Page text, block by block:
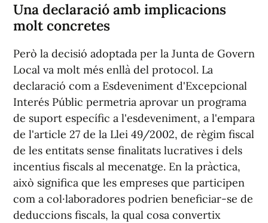
Una declaració amb implicacions
molt concretes
Però la decisió adoptada per la Junta de Govern
Local va molt més enllà del protocol. La
declaració com a Esdeveniment d'Excepcional
Interés Públic permetria aprovar un programa
de suport específic a l'esdeveniment, a l'empara
de l'article 27 de la Llei 49/2002, de règim fiscal
de les entitats sense finalitats lucratives i dels
incentius fiscals al mecenatge. En la pràctica,
això significa que les empreses que participen
com a col·laboradores podrien beneficiar-se de
deduccions fiscals, la qual cosa convertix